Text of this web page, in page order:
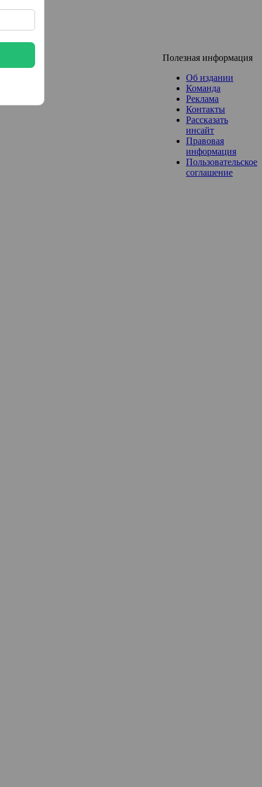
Полезная информация
Об издании
Команда
Реклама
Контакты
Рассказать
инсайт
Правовая
информация
Пользовательское
соглашение